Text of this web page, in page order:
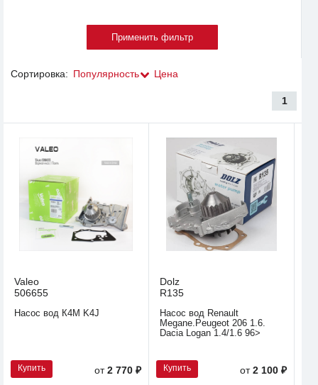
Сортировка: Популярность Цена
1
Valeo
506655
Насос вод К4М K4J
Купить от2 770 ₽
Dolz
R135
Насос вод Renault
Megane.Peugeot 206 1.6.
Dacia Logan 1.4/1.6 96>
Купить от2 100 ₽